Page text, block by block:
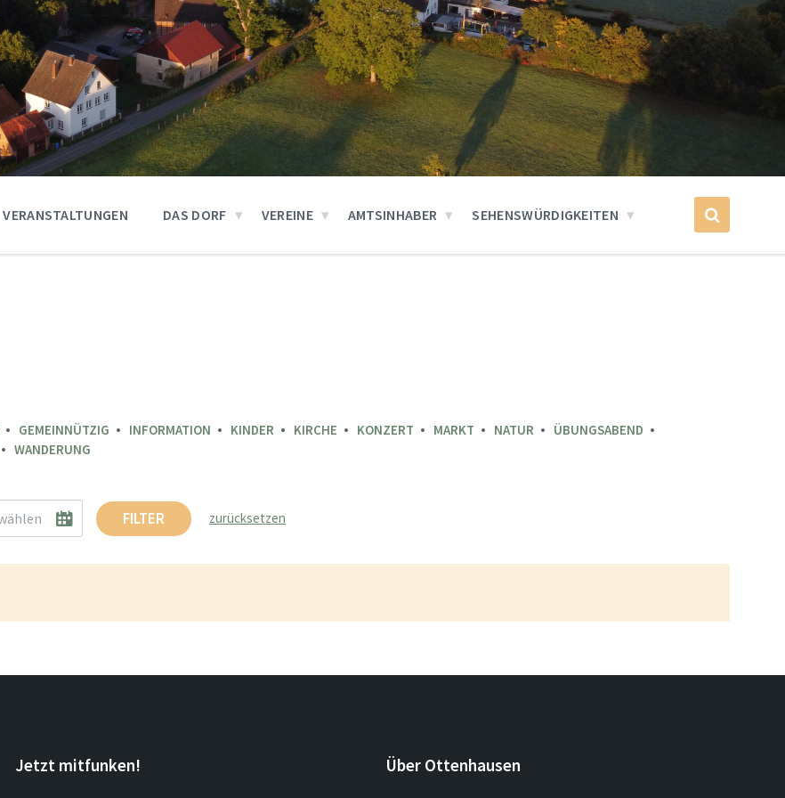
VERANSTALTUNGEN DAS DORF VEREINE AMTSINHABER SEHENSWÜRDIGKEITEN
GEMEINNÜTZIG INFORMATION KINDER KIRCHE KONZERT MARKT NATUR
ÜBUNGSABEND
WANDERUNG
FILTER zurücksetzen
Jetzt mitfunken! Über Ottenhausen